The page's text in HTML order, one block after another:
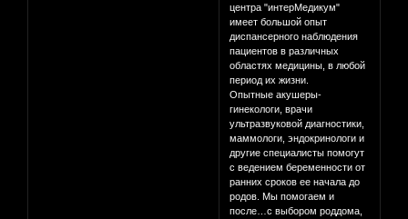
центра "интерМедикум"
имеет большой опыт
диспансерного наблюдения
пациентов в различных
областях медицины, в любой
период их жизни.
Опытные акушеры-
гинекологи, врачи
ультразвуковой диагностики,
маммологи, эндокринологи и
другие специалисты помогут
с ведением беременности от
ранних сроков ее начала до
родов. Мы помогаем и
после…с выбором роддома,